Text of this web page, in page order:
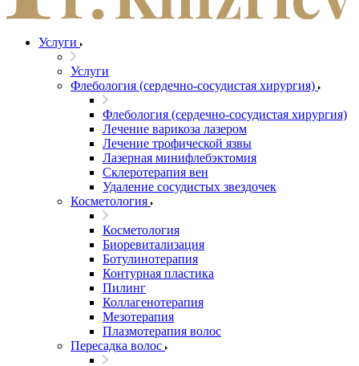
Услуги
Услуги
Флебология (сердечно-сосудистая хирургия)
Флебология (сердечно-сосудистая хирургия)
Лечение варикоза лазером
Лечение трофической язвы
Лазерная минифлебэктомия
Cклеротерапия вен
Удаление сосудистых звездочек
Косметология
Косметология
Биоревитализация
Ботулинотерапия
Контурная пластика
Пилинг
Коллагенотерапия
Мезотерапия
Плазмотерапия волос
Пересадка волос